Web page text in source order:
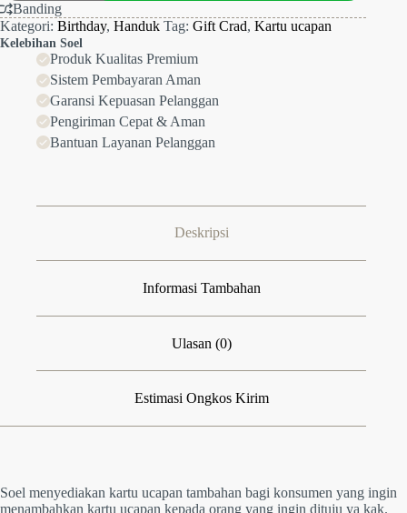
Premium
Soel
Kids
Banding
Kategori: Birthday, Handuk Tag: Gift Crad, Kartu ucapan
Kelebihan Soel
Produk Kualitas Premium
Sistem Pembayaran Aman
Garansi Kepuasan Pelanggan
Pengiriman Cepat & Aman
Bantuan Layanan Pelanggan
Deskripsi
Informasi Tambahan
Ulasan (0)
Estimasi Ongkos Kirim
Soel menyediakan kartu ucapan tambahan bagi konsumen yang ingin
menambahkan kartu ucapan kepada orang yang ingin dituju ya kak.